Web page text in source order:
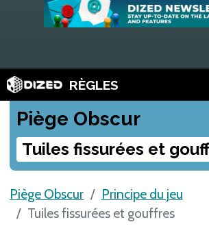
RÈGLES
Piège Obscur
Tuiles fissurées et
Piège Obscur
Principe du jeu
Tuiles fissurées et gouffres